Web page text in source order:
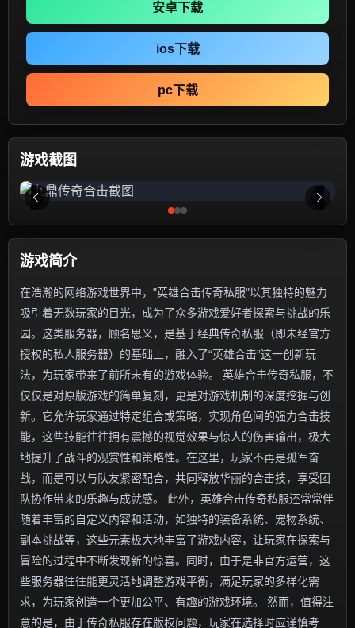
安卓下载
ios下载
pc下载
游戏截图
游戏简介
在浩瀚的网络游戏世界中，"英雄合击传奇私服"以其独特的魅力
吸引着无数玩家的目光，成为了众多游戏爱好者探索与挑战的乐
园。这类服务器，顾名思义，是基于经典传奇私服（即未经官方
授权的私人服务器）的基础上，融入了“英雄合击”这一创新玩
法，为玩家带来了前所未有的游戏体验。 英雄合击传奇私服，不
仅仅是对原版游戏的简单复刻，更是对游戏机制的深度挖掘与创
新。它允许玩家通过特定组合或策略，实现角色间的强力合击技
能，这些技能往往拥有震撼的视觉效果与惊人的伤害输出，极大
地提升了战斗的观赏性和策略性。在这里，玩家不再是孤军奋
战，而是可以与队友紧密配合，共同释放华丽的合击技，享受团
队协作带来的乐趣与成就感。 此外，英雄合击传奇私服还常常伴
随着丰富的自定义内容和活动，如独特的装备系统、宠物系统、
副本挑战等，这些元素极大地丰富了游戏内容，让玩家在探索与
冒险的过程中不断发现新的惊喜。同时，由于是非官方运营，这
些服务器往往能更灵活地调整游戏平衡，满足玩家的多样化需
求，为玩家创造一个更加公平、有趣的游戏环境。 然而，值得注
意的是，由于传奇私服存在版权问题，玩家在选择时应谨慎考